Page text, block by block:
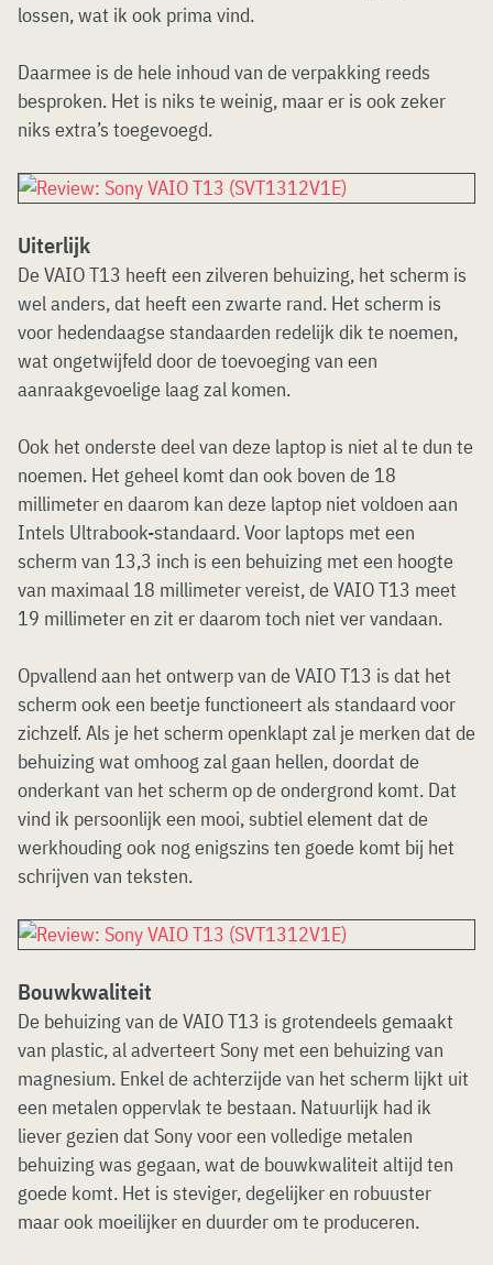
lossen, wat ik ook prima vind.
Daarmee is de hele inhoud van de verpakking reeds
besproken. Het is niks te weinig, maar er is ook zeker
niks extra’s toegevoegd.
Uiterlijk
De VAIO T13 heeft een zilveren behuizing, het scherm is
wel anders, dat heeft een zwarte rand. Het scherm is
voor hedendaagse standaarden redelijk dik te noemen,
wat ongetwijfeld door de toevoeging van een
aanraakgevoelige laag zal komen.
Ook het onderste deel van deze laptop is niet al te dun te
noemen. Het geheel komt dan ook boven de 18
millimeter en daarom kan deze laptop niet voldoen aan
Intels Ultrabook-standaard. Voor laptops met een
scherm van 13,3 inch is een behuizing met een hoogte
van maximaal 18 millimeter vereist, de VAIO T13 meet
19 millimeter en zit er daarom toch niet ver vandaan.
Opvallend aan het ontwerp van de VAIO T13 is dat het
scherm ook een beetje functioneert als standaard voor
zichzelf. Als je het scherm openklapt zal je merken dat de
behuizing wat omhoog zal gaan hellen, doordat de
onderkant van het scherm op de ondergrond komt. Dat
vind ik persoonlijk een mooi, subtiel element dat de
werkhouding ook nog enigszins ten goede komt bij het
schrijven van teksten.
Bouwkwaliteit
De behuizing van de VAIO T13 is grotendeels gemaakt
van plastic, al adverteert Sony met een behuizing van
magnesium. Enkel de achterzijde van het scherm lijkt uit
een metalen oppervlak te bestaan. Natuurlijk had ik
liever gezien dat Sony voor een volledige metalen
behuizing was gegaan, wat de bouwkwaliteit altijd ten
goede komt. Het is steviger, degelijker en robuuster
maar ook moeilijker en duurder om te produceren.